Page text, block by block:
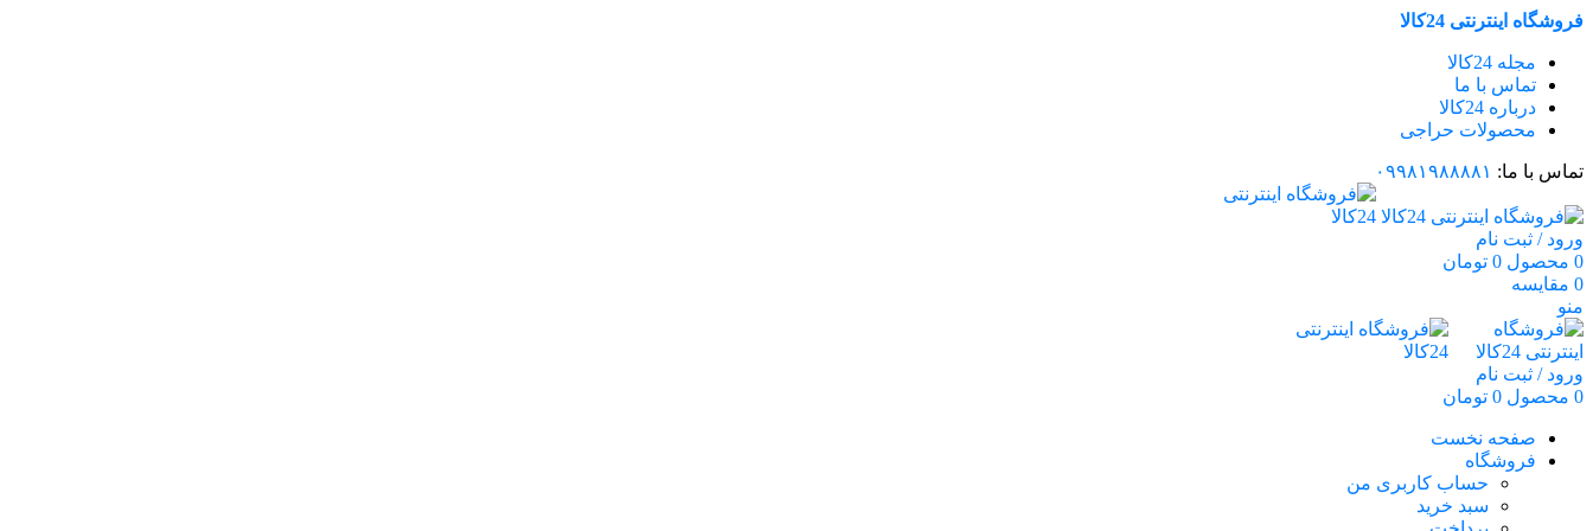
فروشگاه اینترنتی 24کالا
مجله 24کالا
تماس با ما
درباره 24کالا
محصولات حراجی
تماس با ما: ۰۹۹۸۱۹۸۸۸۸۱
ورود / ثبت نام
0 محصول 0 تومان
0 مقایسه
منو
ورود / ثبت نام
0 محصول 0 تومان
صفحه نخست
فروشگاه
حساب کاربری من
سبد خرید